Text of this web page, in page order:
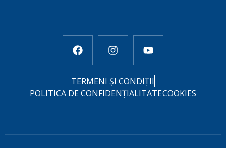
TERMENI ȘI CONDIȚII
POLITICA DE CONFIDENȚIALITATECOOKIES